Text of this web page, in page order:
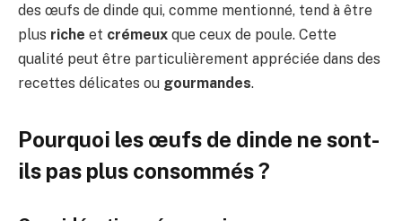
des œufs de dinde qui, comme mentionné, tend à être
plus riche et crémeux que ceux de poule. Cette
qualité peut être particulièrement appréciée dans des
recettes délicates ou gourmandes.
Pourquoi les œufs de dinde ne sont-
ils pas plus consommés ?